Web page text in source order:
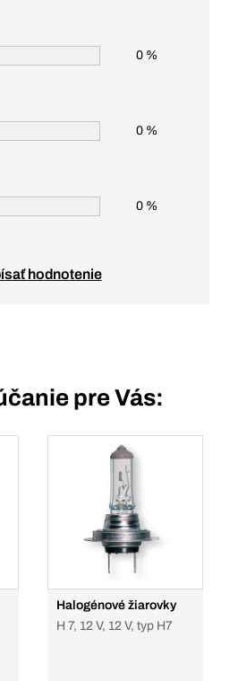
0 %
0 %
0 %
hodnotenie
pre Vás:
Halogénové žiarovky
H 7, 12 V, 12 V, typ H7